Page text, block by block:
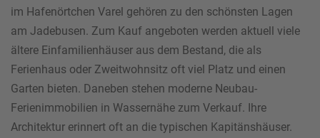
im Hafenörtchen Varel gehören zu den schönsten Lagen
am Jadebusen. Zum Kauf angeboten werden aktuell viele
ältere Einfamilienhäuser aus dem Bestand, die als
Ferienhaus oder Zweitwohnsitz oft viel Platz und einen
Garten bieten. Daneben stehen moderne Neubau-
Ferienimmobilien in Wassernähe zum Verkauf. Ihre
Architektur erinnert oft an die typischen Kapitänshäuser.